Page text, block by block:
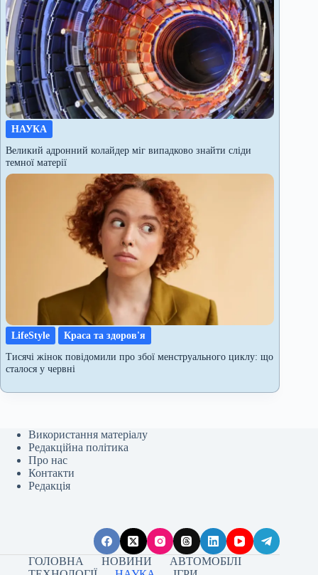
НАУКА
Великий адронний колайдер міг випадково знайти сліди
темної матерії
LifeStyle
Краса та здоров'я
Тисячі жінок повідомили про збої менструального циклу: що
сталося у червні
Використання матеріалу
Редакційна політика
Про нас
Контакти
Редакція
ГОЛОВНА НОВИНИ
АВТОМОБІЛІ